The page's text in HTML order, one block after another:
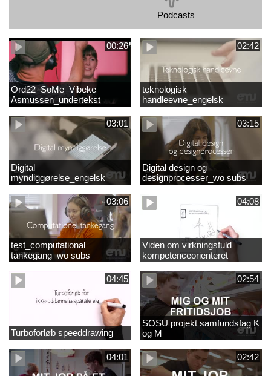
Podcasts
00:26
Ord22_SoMe_Vibeke
Asmussen_undertekst
02:42
teknologisk
handleevne_engelsk
03:01
Digital
myndiggørelse_engelsk
03:15
Digital design og
designprocesser_wo subs
03:06
test_computational
tankegang_wo subs
04:08
Viden om virkningsfuld
kompetenceorienteret
naturfagsundervisning
04:45
Turboforløb speeddrawing
02:54
SOSU projekt samfundsfag K
og M
04:01 02:42